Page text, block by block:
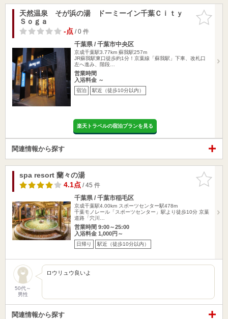
お気に入
りに追加
天然温泉 そが浜の湯 ドーミーイン千葉Ｃｉｔｙ
Ｓｏｇａ
-点/ 0 件
千葉県 / 千葉市中央区
京成千葉駅3.77km 蘇我駅257m
JR蘇我駅東口徒歩約1分！京葉線「蘇我駅」下車、改札口
左へ進み、階段…
営業時間
入浴料金 ～
宿泊 駅近（徒歩10分以内）
楽天トラベルの宿泊プランを見る
関連情報から探す
お気に入
りに追加
spa resort 蘭々の湯
4.1点/ 45 件
千葉県 / 千葉市稲毛区
京成千葉駅4.00km スポーツセンター駅478m
千葉モノレール「スポーツセンター」駅より徒歩10分 京葉
道路「穴川…
営業時間 9:00～25:00
入浴料金 1,000円～
日帰り 駅近（徒歩10分以内）
50代～
男性
ロウリュウ良いよ
関連情報から探す